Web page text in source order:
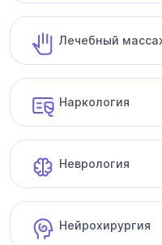
Лечебный
Наркология
Неврология
Нейрохирургия